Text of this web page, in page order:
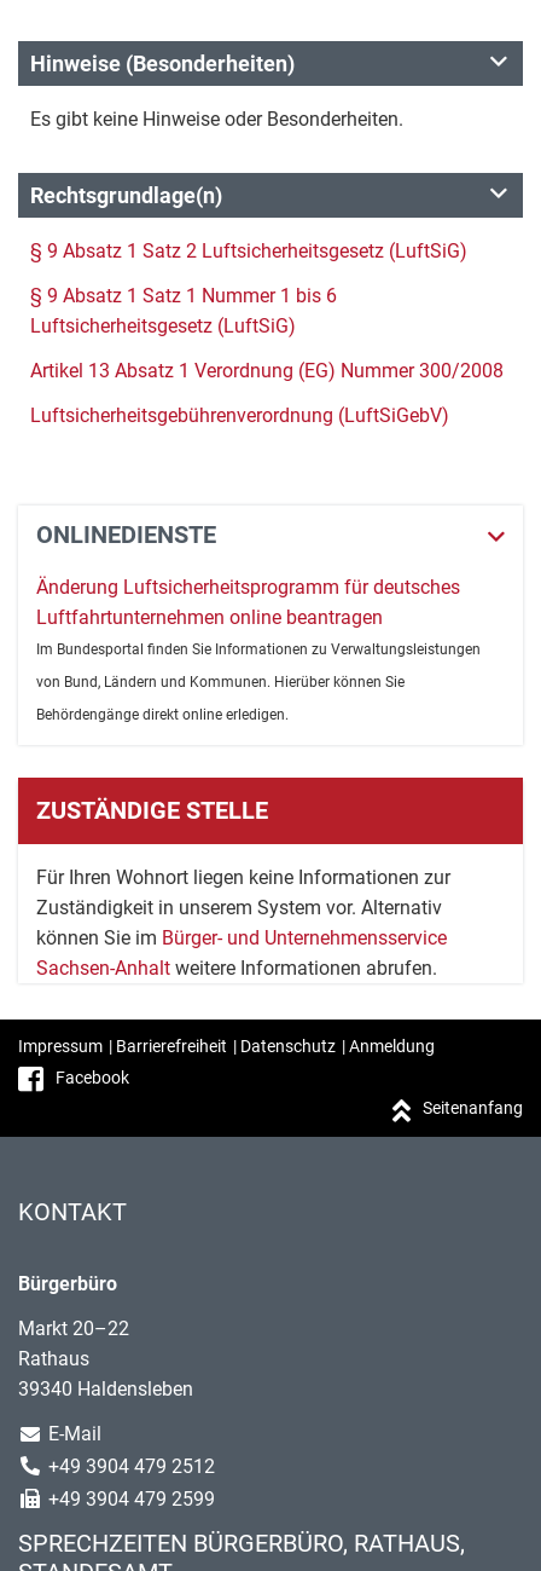
Hinweise (Besonderheiten)
Es gibt keine Hinweise oder Besonderheiten.
Rechtsgrundlage(n)
§ 9 Absatz 1 Satz 2 Luftsicherheitsgesetz (LuftSiG)
§ 9 Absatz 1 Satz 1 Nummer 1 bis 6
Luftsicherheitsgesetz (LuftSiG)
Artikel 13 Absatz 1 Verordnung (EG) Nummer 300/2008
Luftsicherheitsgebührenverordnung (LuftSiGebV)
ONLINEDIENSTE
Änderung Luftsicherheitsprogramm für deutsches
Luftfahrtunternehmen online beantragen
Im Bundesportal finden Sie Informationen zu Verwaltungsleistungen
von Bund, Ländern und Kommunen. Hierüber können Sie
Behördengänge direkt online erledigen.
ZUSTÄNDIGE STELLE
Für Ihren Wohnort liegen keine Informationen zur
Zuständigkeit in unserem System vor. Alternativ
können Sie im Bürger- und Unternehmensservice
Sachsen-Anhalt weitere Informationen abrufen.
Impressum | Barrierefreiheit | Datenschutz |Anmeldung
Facebook
Seitenanfang
KONTAKT
Bürgerbüro
Markt 20–22
Rathaus
39340 Haldensleben
E-Mail
+49 3904 479 2512
+49 3904 479 2599
SPRECHZEITEN BÜRGERBÜRO, RATHAUS,